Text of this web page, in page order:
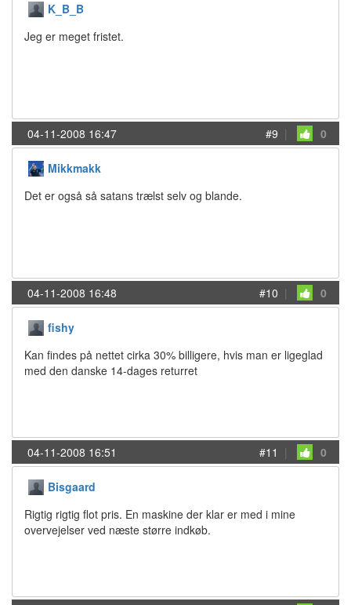
K_B_B
Jeg er meget fristet.
04-11-2008 16:47 #9 | 0
Mikkmakk
Det er også så satans trælst selv og blande.
04-11-2008 16:48 #10 | 0
fishy
Kan findes på nettet cirka 30% billigere, hvis man er ligeglad
med den danske 14-dages returret
04-11-2008 16:51 #11 | 0
Bisgaard
Rigtig rigtig flot pris. En maskine der klar er med i mine
overvejelser ved næste større indkøb.